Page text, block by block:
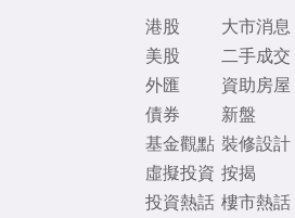
港股
美股
外匯
債券
基金觀點
虛擬投資
投資熱話
大市消息
二手成交
資助房屋
新盤
裝修設計
按揭
樓市熱話